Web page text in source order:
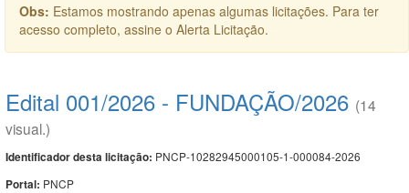
Obs: Estamos mostrando apenas algumas licitações. Para ter
acesso completo, assine o Alerta Licitação.
Edital 001/2026 - FUNDAÇÃO/2026 (14
visual.)
Identificador desta licitação: PNCP-10282945000105-1-000084-2026
Portal: PNCP